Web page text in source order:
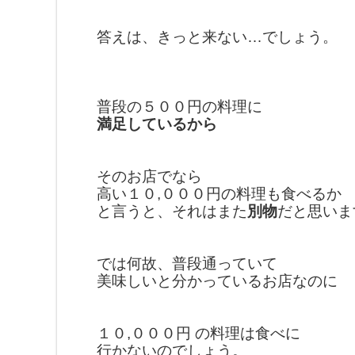
答えは、きっと来ない…でしょう。
普段の５００円の料理に
満足しているから
そのお店でなら
高い１０,０００円の料理も食べるか
と言うと、それはまた別物だと 思い
では何故、普段通っていて
美味しいと分かっているお店なのに
１０,０００円 の料理は食べに
行かないのでしょう。